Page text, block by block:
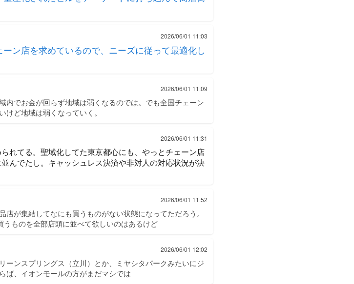
2026/06/01 11:03
ン店を求めているので、ニーズに従って最適化し
2026/06/01 11:09
内でお金が回らず地域は弱くなるのでは。でも全国チェーン
ど地域は弱くなっていく。
2026/06/01 11:31
れてる。聖域化してた東京都心にも、やっとチェーン店
んでたし。キャッシュレス決済や非対人の対応状況が決
2026/06/01 11:52
が集結してなにも買うものがない状態になってただろう。
ものを全部店頭に並べて欲しいのはあるけど
2026/06/01 12:02
ーンスプリングス（立川）とか、ミヤシタパークみたいにジ
ば、イオンモールの方がまだマシでは